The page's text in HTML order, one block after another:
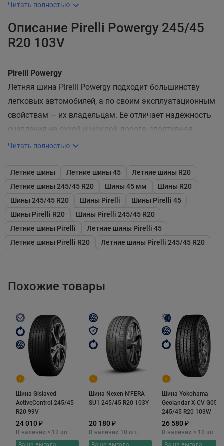
Читать полностью
Описание Pirelli Powergy 245/45
R20 103V
Pirelli Powergy
Летняя шина Pirelli Powergy подходит большинству
легковых автомобилей, а по своим эксплуатационным
свойствам — их владельцам. Ее отличает надежность
сцепления на сухой и мокрой дороге, спортивная
отточенность в управлении, устойчивость к
Беговая часть протектора изготовлена из резиновой
смеси на основе диоксида кремния. Применение этого
вещества в виде мелкой дисперсии и передовые
методы производства обеспечивают однородность
компаунда, что еще больше повышает цепкость шины
смесь на молекулярном уровне обладает высокой
существенно увеличивает пробег шины до замены,
благодаря устойчивости к абразивному истиранию,
проколам и порезам.
Шину отличает низкая склонность к
аквапланированию, которая обеспечивается сразу
несколькими особенностями в дизайне ее протектора.
Одной из них являются увеличенные по ширине
продольные дренажные канавки. Они практически
мгновенно отводят от пятна контакта даже очень
Читать полностью
Летние шины Летние шины 45
Летние шины R20
Летние шины 245/45 R20
Шины 45 мм
Шины R20
Шины 245/45 R20
Шины Pirelli
Шины Pirelli 45
Шины Pirelli R20
Шины Pirelli 245/45 R20
Летние шины Pirelli
Летние шины Pirelli 45
Летние шины Pirelli R20
Летние шины Pirelli 245/45 R20
Похожие товары
Шина Gislaved
ActiveControl 245/45
R20 99V
24 010 ₽
В наличии > 12 шт.
Шина Nexen N'FERA
SU1 245/45 R20 103Y
20 180 ₽
В наличии 10 шт.
Шина Yokohama
Geolandar X-CV G057
245/45 R20 103W
26 580 ₽
В наличии > 12 шт.